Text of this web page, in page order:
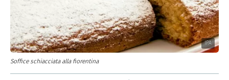
IPA
Soffice schiacciata alla fiorentina